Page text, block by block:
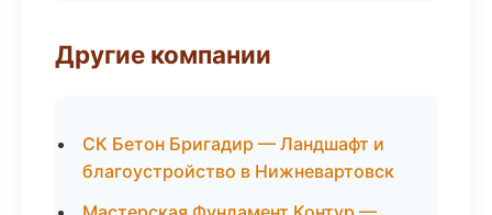
Другие компании
СК Бетон Бригадир — Ландшафт и
благоустройство в Нижневартовск